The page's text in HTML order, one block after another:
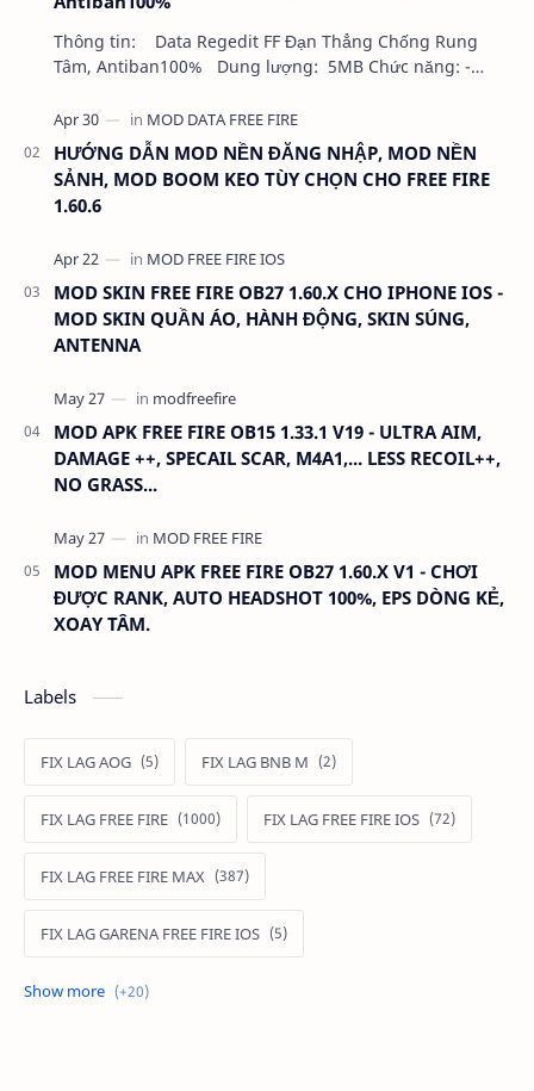
Thông tin: Data Regedit FF Đạn Thẳng Chống Rung
Tâm, Antiban100% Dung lượng: 5MB Chức năng: -
HƯỚNG DẪN MOD NỀN ĐĂNG NHẬP, MOD NỀN
SẢNH, MOD BOOM KEO TÙY CHỌN CHO FREE FIRE
1.60.6
MOD SKIN FREE FIRE OB27 1.60.X CHO IPHONE IOS -
MOD SKIN QUẦN ÁO, HÀNH ĐỘNG, SKIN SÚNG,
ANTENNA
MOD APK FREE FIRE OB15 1.33.1 V19 - ULTRA AIM,
DAMAGE ++, SPECAIL SCAR, M4A1,... LESS RECOIL++,
NO GRASS...
MOD MENU APK FREE FIRE OB27 1.60.X V1 - CHƠI
ĐƯỢC RANK, AUTO HEADSHOT 100%, EPS DÒNG KẺ,
XOAY TÂM.
Labels
FIX LAG AOG FIX LAG BNB M
FIX LAG FREE FIRE FIX LAG FREE FIRE IOS
FIX LAG FREE FIRE MAX
FIX LAG GARENA FREE FIRE IOS
FIX LAG LIÊN QUÂN MOBILE